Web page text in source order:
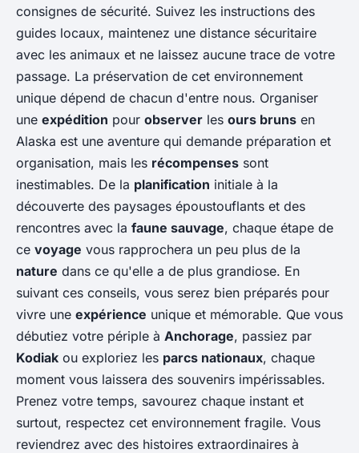
consignes de sécurité. Suivez les instructions des
guides locaux, maintenez une distance sécuritaire
avec les animaux et ne laissez aucune trace de votre
passage. La préservation de cet environnement
unique dépend de chacun d'entre nous. Organiser
une expédition pour observer les ours bruns en
Alaska est une aventure qui demande préparation et
organisation, mais les récompenses sont
inestimables. De la planification initiale à la
découverte des paysages époustouflants et des
rencontres avec la faune sauvage, chaque étape de
ce voyage vous rapprochera un peu plus de la
nature dans ce qu'elle a de plus grandiose. En
suivant ces conseils, vous serez bien préparés pour
vivre une expérience unique et mémorable. Que vous
débutiez votre périple à Anchorage, passiez par
Kodiak ou exploriez les parcs nationaux, chaque
moment vous laissera des souvenirs impérissables.
Prenez votre temps, savourez chaque instant et
surtout, respectez cet environnement fragile. Vous
reviendrez avec des histoires extraordinaires à